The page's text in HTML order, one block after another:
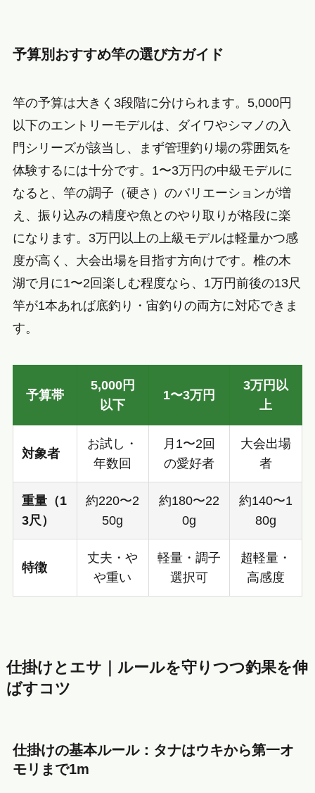
予算別おすすめ竿の選び方ガイド
竿の予算は大きく3段階に分けられます。5,000円
以下のエントリーモデルは、ダイワやシマノの入
門シリーズが該当し、まず管理釣り場の雰囲気を
体験するには十分です。1〜3万円の中級モデルに
なると、竿の調子（硬さ）のバリエーションが増
え、振り込みの精度や魚とのやり取りが格段に楽
になります。3万円以上の上級モデルは軽量かつ感
度が高く、大会出場を目指す方向けです。椎の木
湖で月に1〜2回楽しむ程度なら、1万円前後の13尺
竿が1本あれば底釣り・宙釣りの両方に対応できま
す。
予算帯
5,000円
以下
1〜3万円
3万円以
上
対象者
お試し・
年数回
月1〜2回
の愛好者
大会出場
者
重量（1
3尺）
約220〜2
50g
約180〜22
0g
約140〜1
80g
特徴
丈夫・や
や重い
軽量・調子
選択可
超軽量・
高感度
仕掛けとエサ｜ルールを守りつつ釣果を伸
ばすコツ
仕掛けの基本ルール：タナはウキから第一オ
モリまで1m